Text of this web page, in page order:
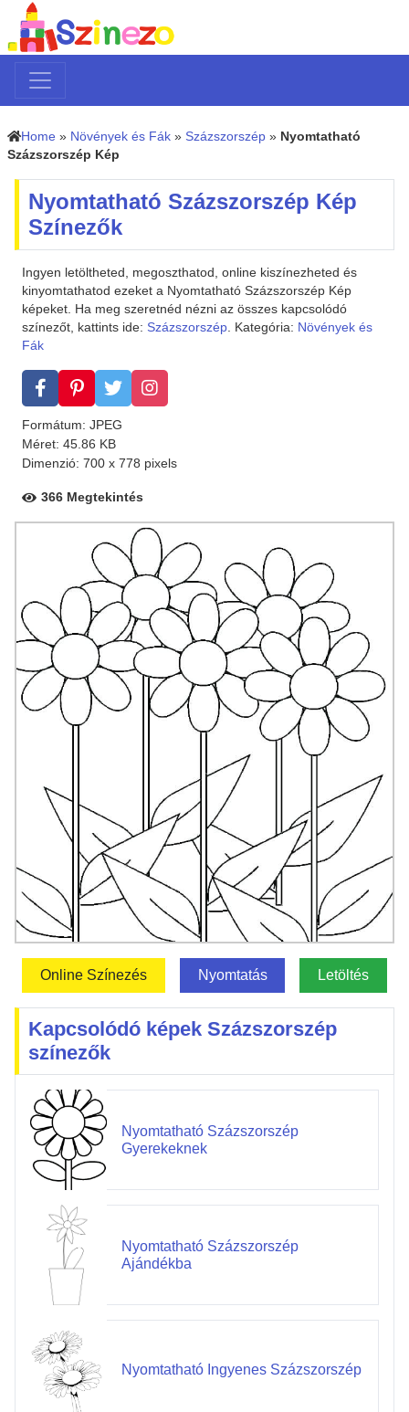
Home » Növények és Fák » Százszorszép » Nyomtatható
Százszorszép Kép
Nyomtatható Százszorszép Kép
Színezők
Ingyen letöltheted, megoszthatod, online kiszínezheted és
kinyomtathatod ezeket a Nyomtatható Százszorszép Kép
képeket. Ha meg szeretnéd nézni az összes kapcsolódó
színezőt, kattints ide: Százszorszép. Kategória: Növények és
Fák
Formátum: JPEG
Méret: 45.86 KB
Dimenzió: 700 x 778 pixels
366 Megtekintés
Online Színezés Nyomtatás Letöltés
Kapcsolódó képek Százszorszép
színezők
Nyomtatható Százszorszép
Gyerekeknek
Nyomtatható Százszorszép
Ajándékba
Nyomtatható Ingyenes Százszorszép